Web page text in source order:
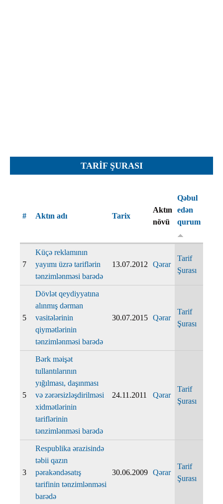
TARIF ŞURASI
# Aktın adı Tarix
Aktın
növü
Qəbul
edən
qurum
7
Küçə reklamının
yayımı üzrə tariflərin
tənzimlənməsi barədə
13.07.2012 Qərar
Tarif
Şurası
5
Dövlət qeydiyyatına
alınmış dərman
vasitələrinin
qiymətlərinin
tənzimlənməsi barədə
30.07.2015 Qərar
Tarif
Şurası
5
Bərk məişət
tullantılarının
yığılması, daşınması
və zərərsizləşdirilməsi
xidmətlərinin
tariflərinin
tənzimlənməsi barədə
24.11.2011 Qərar
Tarif
Şurası
3
Respublika ərazisində
təbii qazın
pərakəndəsatış
tarifinin tənzimlənməsi
barədə
30.06.2009 Qərar
Tarif
Şurası